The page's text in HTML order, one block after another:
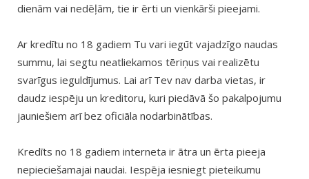
dienām vai nedēļām, tie ir ērti un vienkārši pieejami.
Ar kredītu no 18 gadiem Tu vari iegūt vajadzīgo naudas
summu, lai segtu neatliekamos tēriņus vai realizētu
svarīgus ieguldījumus. Lai arī Tev nav darba vietas, ir
daudz iespēju un kreditoru, kuri piedāvā šo pakalpojumu
jauniešiem arī bez oficiāla nodarbinātības.
Kredīts no 18 gadiem interneta ir ātra un ērta pieeja
nepieciešamajai naudai. Iespēja iesniegt pieteikumu